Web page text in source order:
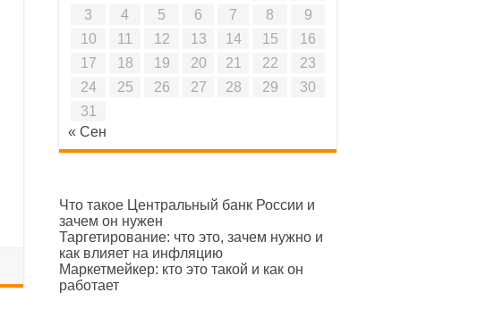
3
4 5 6 7 8
9
10
11 12 13 14 15
16
17
18 19 20 21 22
23
24
25 26 27 28 29
30
31
« Сен
Что такое Центральный банк России и
зачем он нужен
Таргетирование: что это, зачем нужно и
как влияет на инфляцию
Маркетмейкер: кто это такой и как он
работает